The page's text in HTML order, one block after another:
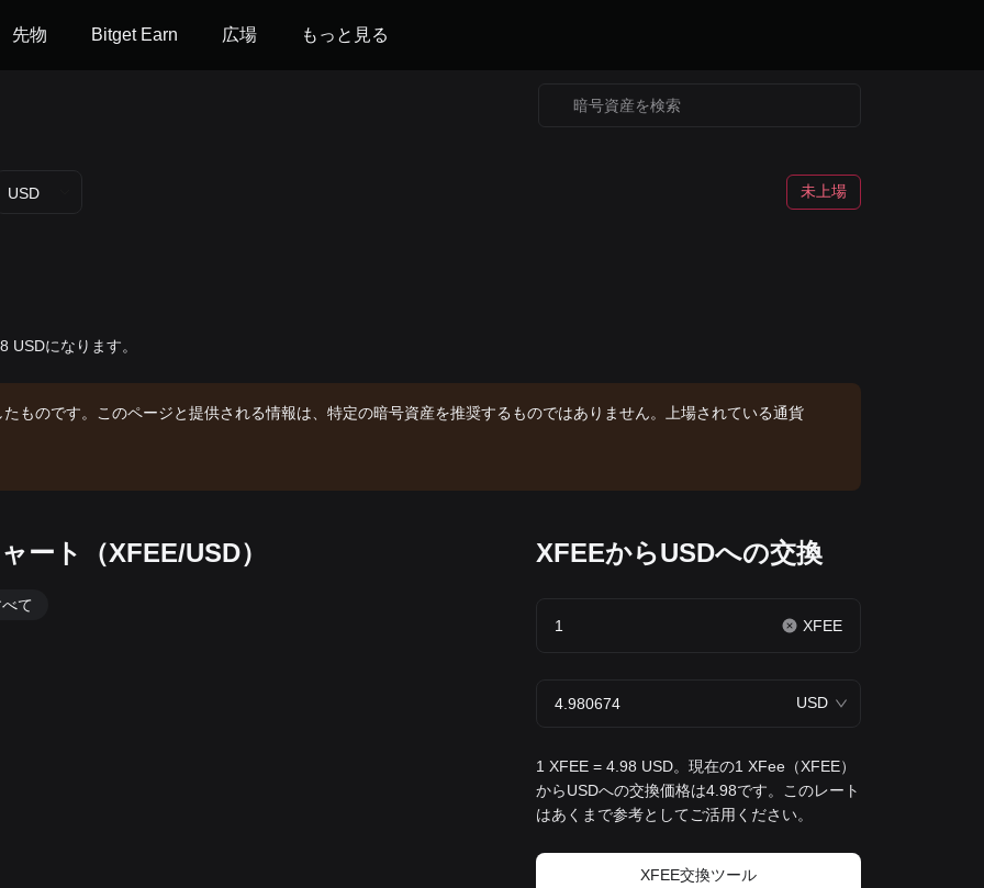
先物 Bitget Earn 広場 もっと見る
USD 未上場
になります。
ものです。このページと提供される情報は、特定の暗号資産を推奨するものではありません。上場されている通貨
ート（XFEE/USD）
て
XFEEからUSDへの交換
XFEE
USD
1 XFEE = 4.98 USD。現在の1 XFee（XFEE）
からUSDへの交換価格は4.98です。このレート
はあくまで参考としてご活用ください。
XFEE交換ツール